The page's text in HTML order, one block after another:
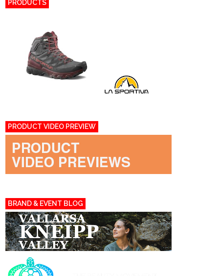
PRODUCTS
PRODUCT VIDEO PREVIEW
BRAND & EVENT BLOG